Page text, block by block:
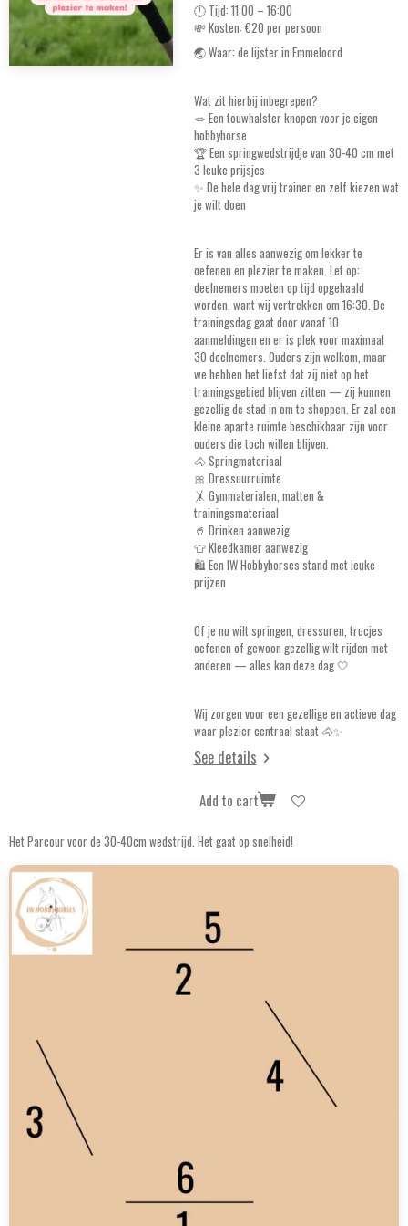
🕚 Tijd: 11:00 – 16:00
💸 Kosten: €20 per persoon
🌏 Waar: de lijster in Emmeloord
Wat zit hierbij inbegrepen?
🪢 Een touwhalster knopen voor je eigen
hobbyhorse
🏆 Een springwedstrijdje van 30-40 cm met
3 leuke prijsjes
✨ De hele dag vrij trainen en zelf kiezen wat
je wilt doen
Er is van alles aanwezig om lekker te
oefenen en plezier te maken. Let op:
deelnemers moeten op tijd opgehaald
worden, want wij vertrekken om 16:30. De
trainingsdag gaat door vanaf 10
aanmeldingen en er is plek voor maximaal
30 deelnemers. Ouders zijn welkom, maar
we hebben het liefst dat zij niet op het
trainingsgebied blijven zitten — zij kunnen
gezellig de stad in om te shoppen. Er zal een
kleine aparte ruimte beschikbaar zijn voor
ouders die toch willen blijven.
🐴 Springmateriaal
🎀 Dressuurruimte
🤸 Gymmaterialen, matten &
trainingsmateriaal
🥤 Drinken aanwezig
👕 Kleedkamer aanwezig
🛍️ Een IW Hobbyhorses stand met leuke
prijzen
Of je nu wilt springen, dressuren, trucjes
oefenen of gewoon gezellig wilt rijden met
anderen — alles kan deze dag 🤍
Wij zorgen voor een gezellige en actieve dag
waar plezier centraal staat 🐴✨
See details
Add to cart
Het Parcour voor de 30-40cm wedstrijd. Het gaat op snelheid!